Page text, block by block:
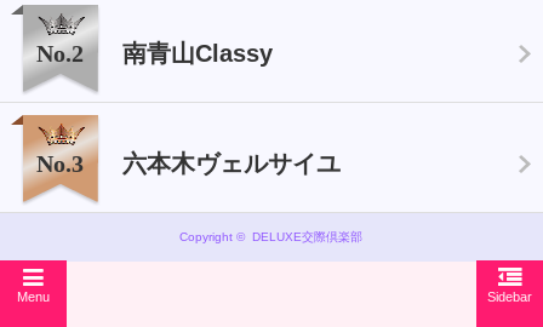
Menu Sidebar
No.2 南青山Classy
No.3 六本木ヴェルサイユ
Copyright © DELUXE交際倶楽部